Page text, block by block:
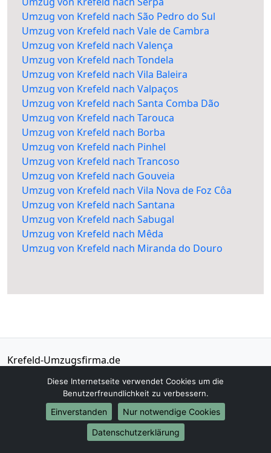
Umzug von Krefeld nach São Pedro do Sul
Umzug von Krefeld nach Vale de Cambra
Umzug von Krefeld nach Valença
Umzug von Krefeld nach Tondela
Umzug von Krefeld nach Vila Baleira
Umzug von Krefeld nach Valpaços
Umzug von Krefeld nach Santa Comba Dão
Umzug von Krefeld nach Tarouca
Umzug von Krefeld nach Borba
Umzug von Krefeld nach Pinhel
Umzug von Krefeld nach Trancoso
Umzug von Krefeld nach Gouveia
Umzug von Krefeld nach Vila Nova de Foz Côa
Umzug von Krefeld nach Santana
Umzug von Krefeld nach Sabugal
Umzug von Krefeld nach Mêda
Umzug von Krefeld nach Miranda do Douro
Krefeld-Umzugsfirma.de
01579-2482333
info@krefeld-umzugsfirma.de
Diese Internetseite verwendet Cookies um die
Benutzerfreundlichkeit zu verbessern.
Einverstanden
Nur notwendige Cookies
Datenschutzerklärung